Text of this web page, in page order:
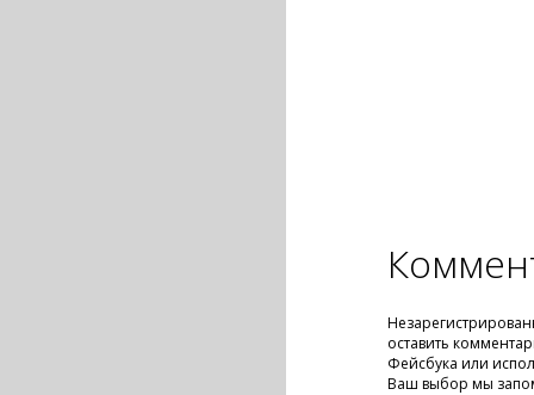
оставить
Фейсбука или
Ваш выбор мы